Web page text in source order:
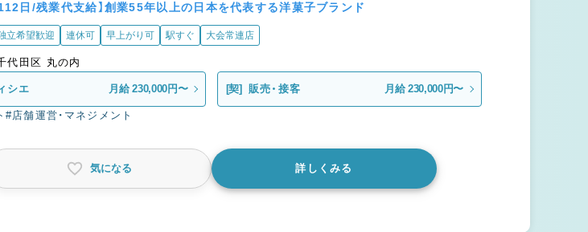
112日/残業代支給】創業55年以上の日本を代表する洋菓子ブランド
立希望歓迎 連休可 早上がり可 駅すぐ 大会常連店
東京都 千代田区 丸の内
シエ 月給 230,000円〜 [契] 販売・接客 月給 230,000円〜
#店舗運営・マネジメント
気になる 詳しくみる